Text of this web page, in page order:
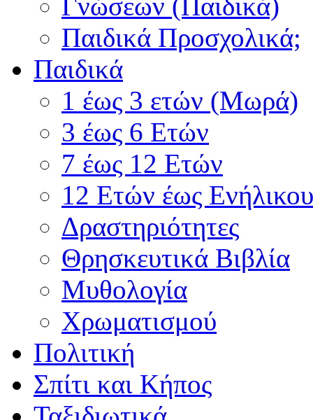
Γνώσεων (Παιδικά)
Παιδικά Προσχολικά;
Παιδικά
1 έως 3 ετών (Μωρά)
3 έως 6 Ετών
7 έως 12 Ετών
12 Ετών έως
Δραστηριότητες
Θρησκευτικά Βιβλία
Μυθολογία
Χρωματισμού
Πολιτική
Σπίτι και Κήπος